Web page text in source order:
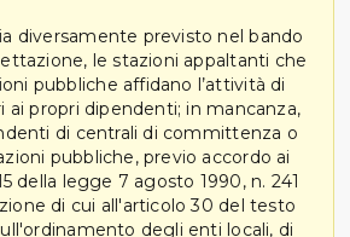
diversamente previsto nel bando
le stazioni appaltanti che
pubbliche affidano l’attività di
ai propri dipendenti; in mancanza,
di centrali di committenza o
pubbliche, previo accordo ai
della legge 7 agosto 1990, n. 241
di cui all'articolo 30 del testo
degli enti locali, di